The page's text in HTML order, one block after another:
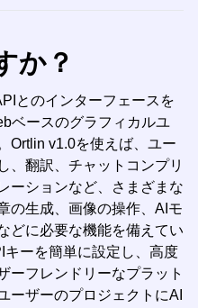
か？
とのインターフェースを
ベースのグラフィカルユ
Ortlin v1.0を使えば、ユー
、翻訳、チャットコンプリ
ーションなど、さまざまな
の生成、画像の操作、AIモ
どに必要な機能を備えてい
キーを簡単に設定し、高度
ーフレンドリーなプラット
ーザーのプロジェクトにAI